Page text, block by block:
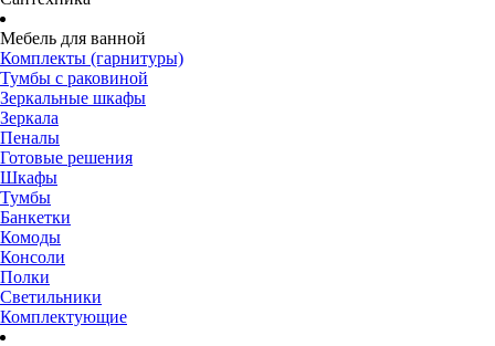
Мебель для ванной
Комплекты (гарнитуры)
Тумбы с раковиной
Зеркальные шкафы
Зеркала
Пеналы
Готовые решения
Шкафы
Тумбы
Банкетки
Комоды
Консоли
Полки
Светильники
Комплектующие